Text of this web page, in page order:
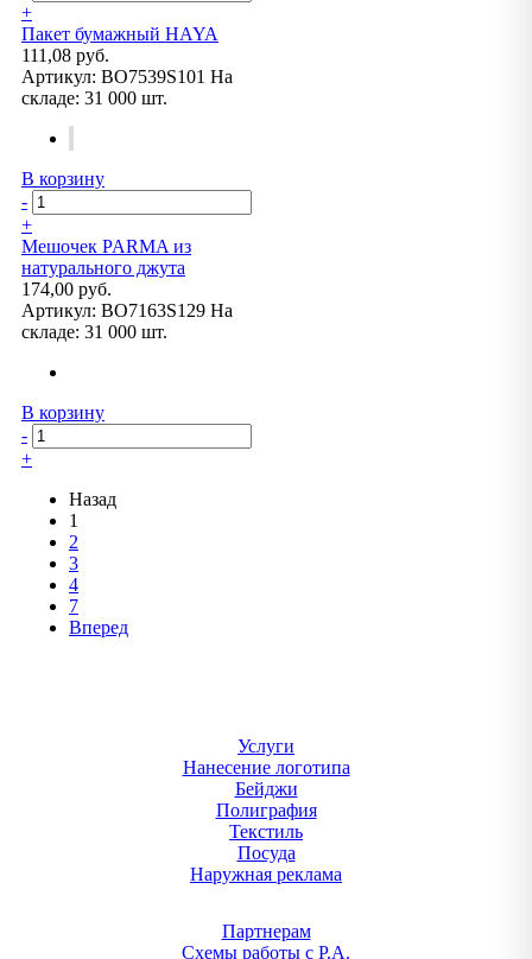
+
Пакет бумажный HAYA
111,08 руб.
Артикул: BO7539S101 На
складе: 31 000 шт.
В корзину
-
+
Мешочек PARMA из
натурального джута
174,00 руб.
Артикул: BO7163S129 На
складе: 31 000 шт.
В корзину
-
+
Назад
1
2
3
4
7
Вперед
Услуги
Нанесение логотипа
Бейджи
Полиграфия
Текстиль
Посуда
Наружная реклама
Партнерам
Схемы работы с Р.А.